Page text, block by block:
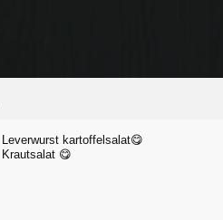
Leverwurst kartoffelsalat😋
Krautsalat 😋